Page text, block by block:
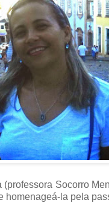
(professora Socorro
homenageá-la pela